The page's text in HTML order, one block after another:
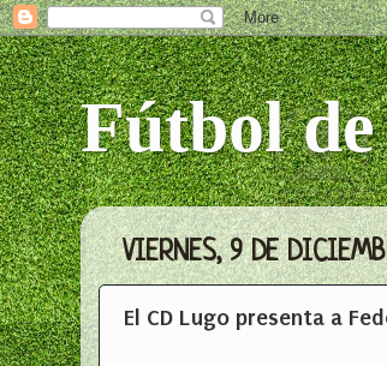
Fútbol
VIERNES, 9 DE
El CD Lugo presenta a